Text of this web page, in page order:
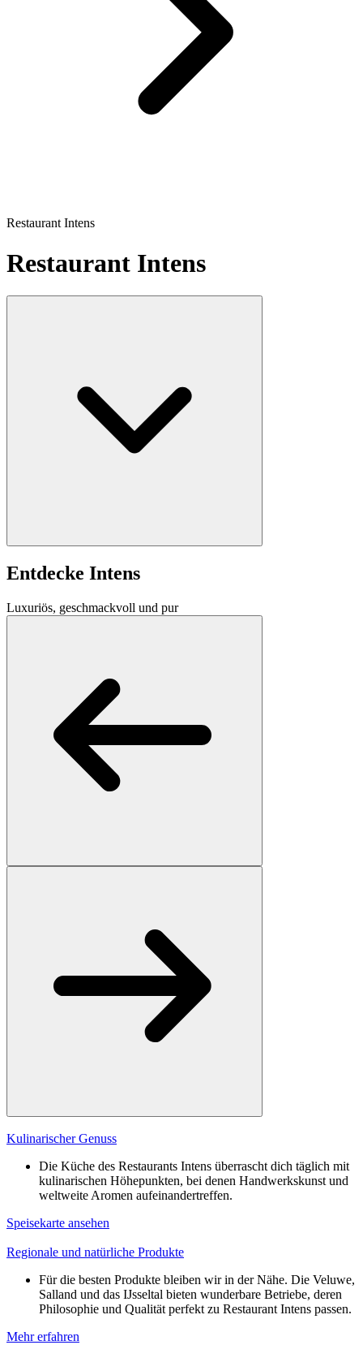
Restaurant Intens
Restaurant Intens
Entdecke Intens
Luxuriös, geschmackvoll und pur
Kulinarischer Genuss
Die Küche des Restaurants Intens überrascht dich täglich mit
kulinarischen Höhepunkten, bei denen Handwerkskunst und
weltweite Aromen aufeinandertreffen.
Speisekarte ansehen
Regionale und natürliche Produkte
Für die besten Produkte bleiben wir in der Nähe. Die Veluwe,
Salland und das IJsseltal bieten wunderbare Betriebe, deren
Philosophie und Qualität perfekt zu Restaurant Intens passen.
Mehr erfahren